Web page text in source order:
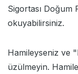
Sigortası Doğum
okuyabilirsiniz.
Hamileyseniz ve
üzülmeyin.